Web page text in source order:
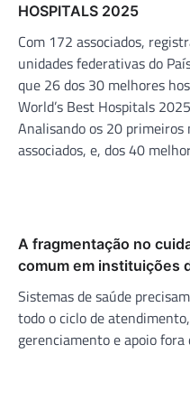
HOSPITALS 2025
Com 172 associados,
unidades federativas do
que 26 dos 30 melhores
World’s Best Hospitals
Analisando os 20
associados, e, dos 40
A fragmentação no
comum em instituições
Sistemas de saúde
todo o ciclo de
gerenciamento e apoio